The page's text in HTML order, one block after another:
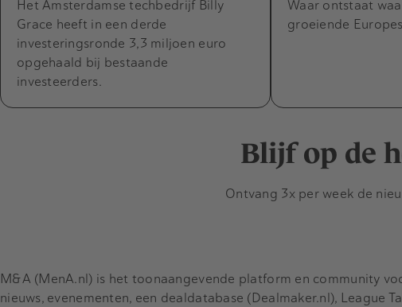
Het Amsterdamse techbedrijf Billy
Grace heeft in een derde
investeringsronde 3,3 miljoen euro
opgehaald bij bestaande
investeerders.
Waar ontstaat
groeiende
Blijf op de
Ontvang 3x per week de
M&A (MenA.nl) is het toonaangevende platform en community
nieuws, evenementen, een dealdatabase (Dealmaker.nl), League